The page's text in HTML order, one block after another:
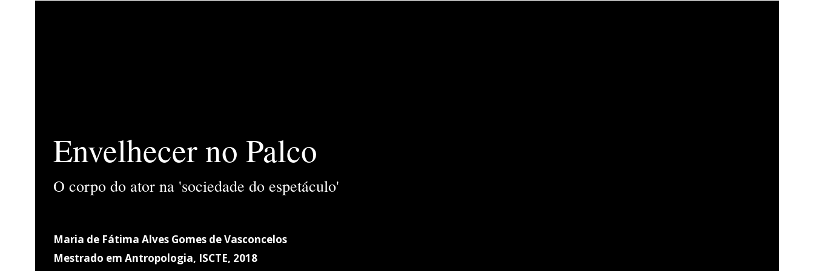
Envelhecer no Palco
O corpo do ator na 'sociedade do espetáculo'
Maria de Fátima Alves Gomes de Vasconcelos
Mestrado em Antropologia, ISCTE, 2018